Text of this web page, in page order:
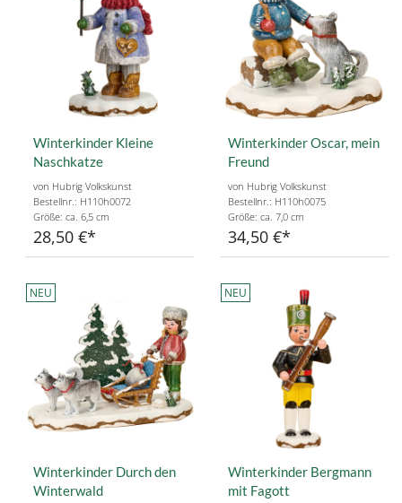
Winterkinder Kleine
Naschkatze
von Hubrig Volkskunst
Bestellnr.: H110h0072
Größe: ca. 6,5 cm
28,50 €
Winterkinder Oscar, mein
Freund
von Hubrig Volkskunst
Bestellnr.: H110h0075
Größe: ca. 7,0 cm
34,50 €
NEU
Winterkinder Durch den
Winterwald
NEU
Winterkinder Bergmann
mit Fagott